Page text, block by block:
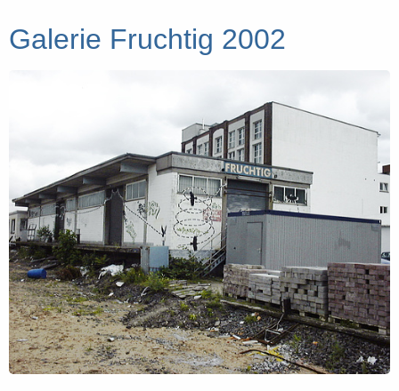
Galerie Fruchtig 2002